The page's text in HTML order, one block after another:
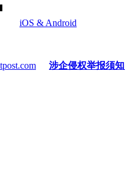
iOS & Android
涉企侵权举报须知